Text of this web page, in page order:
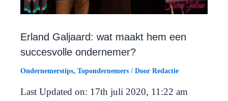
Erland Galjaard: wat maakt hem een
succesvolle ondernemer?
Ondernemerstips, Topondernemers / Door Redactie
Last Updated on: 17th juli 2020, 11:22 am